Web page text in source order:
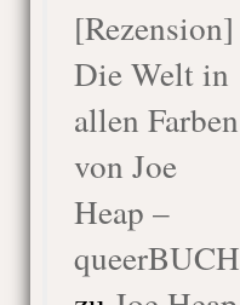
[Rezension]
Die Welt in
allen Farben
von Joe
Heap –
queerBUCH